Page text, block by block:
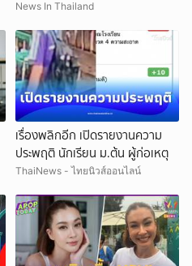
มีชั้นเชิง
News In Thailand
เรื่องพลิกอีก เปิดรายงานความ
ประพฤติ นักเรียน ม.ต้น ผู้ก่อเหตุ
ThaiNews - ไทยนิวส์ออนไลน์